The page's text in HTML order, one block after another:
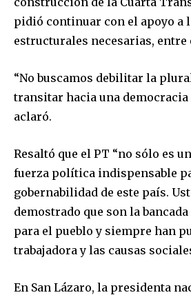
pidió continuar con el apoyo a
estructurales necesarias,
“No buscamos debilitar la
transitar hacia una
aclaró.
Resaltó que el PT “no sólo es
fuerza política indispensable
gobernabilidad de este país.
demostrado que son la
para el pueblo y siempre han
trabajadora y las causas
En San Lázaro, la presidenta